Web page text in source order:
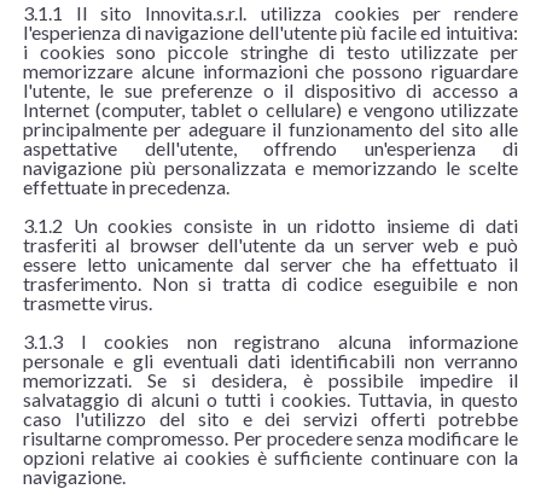
3.1.1 Il sito Innovita.s.r.l. utilizza cookies per rendere
l'esperienza di navigazione dell'utente più facile ed intuitiva:
i cookies sono piccole stringhe di testo utilizzate per
memorizzare alcune informazioni che possono riguardare
l'utente, le sue preferenze o il dispositivo di accesso a
Internet (computer, tablet o cellulare) e vengono utilizzate
principalmente per adeguare il funzionamento del sito alle
aspettative dell'utente, offrendo un'esperienza di
navigazione più personalizzata e memorizzando le scelte
effettuate in precedenza.
3.1.2 Un cookies consiste in un ridotto insieme di dati
trasferiti al browser dell'utente da un server web e può
essere letto unicamente dal server che ha effettuato il
trasferimento. Non si tratta di codice eseguibile e non
trasmette virus.
3.1.3 I cookies non registrano alcuna informazione
personale e gli eventuali dati identificabili non verranno
memorizzati. Se si desidera, è possibile impedire il
salvataggio di alcuni o tutti i cookies. Tuttavia, in questo
caso l'utilizzo del sito e dei servizi offerti potrebbe
risultarne compromesso. Per procedere senza modificare le
opzioni relative ai cookies è sufficiente continuare con la
navigazione.